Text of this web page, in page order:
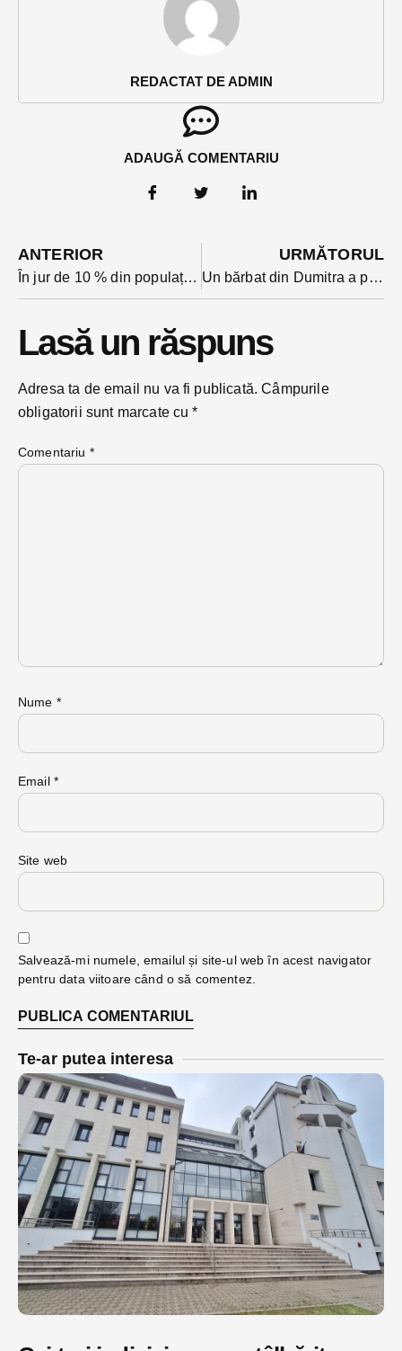
REDACTAT DE ADMIN
ADAUGĂ COMENTARIU
ANTERIOR
În jur de 10 % din populația județului e vaccinată contra Covid. Câte fluxuri de vaccinare sunt
URMĂTORUL
Un bărbat din Dumitra a plătit scump imprudența de a ieși noaptea cu căruța pe un drum național circulat
Lasă un răspuns
Adresa ta de email nu va fi publicată. Câmpurile
obligatorii sunt marcate cu*
Comentariu *
Nume *
Email *
Site web
Salvează-mi numele, emailul și site-ul web în acest navigator
pentru data viitoare când o să comentez.
Te-ar putea interesa